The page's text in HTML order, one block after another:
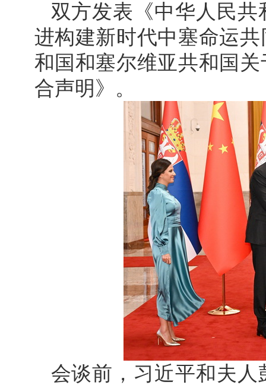
双方发表《中华人民
进构建新时代中塞命运
和国和塞尔维亚共和国
合声明》。
会谈前，习近平和夫